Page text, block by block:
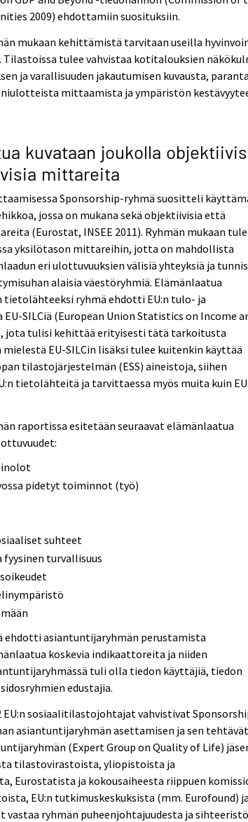
2009) ehdottamiin suosituksiin.
mukaan kehittämistä tarvitaan useilla
Tilastoissa tulee vahvistaa kotitalouksien
ja varallisuuden jakautumisen kuvausta,
mittaamista ja ympäristön
kuvataan joukolla
mittareita
Sponsorship-ryhmä suositteli
jossa on mukana sekä objektiivisia että
(Eurostat, INSEE 2011). Ryhmän mukaan
yksilötason mittareihin, jotta on mahdollista
eri ulottuvuuksien välisiä yhteyksiä ja
alaisia väestöryhmiä. Elämänlaatua
tietolähteeksi ryhmä ehdotti EU:n tulo- ja
SILCiä (European Union Statistics on Income
jota tulisi kehittää erityisesti tätä tarkoitusta
EU-SILCin lisäksi tulee kuitenkin käyttää
tilastojärjestelmän (ESS) aineistoja, siihen
tietolähteitä ja tarvittaessa myös muita kuin
raportissa esitetään seuraavat elämänlaatua
pidetyt toiminnot (työ)
suhteet
fyysinen turvallisuus
ehdotti asiantuntijaryhmän perustamista
koskevia indikaattoreita ja niiden
tuli olla tiedon käyttäjiä, tiedon
edustajia.
EU:n sosiaalitilastojohtajat vahvistivat
asiantuntijaryhmän asettamisen ja sen
(Expert Group on Quality of Life)
tilastovirastoista, yliopistoista ja
Eurostatista ja kokousaiheesta riippuen
EU:n tutkimuskeskuksista (mm. Eurofound) ja
vastaa ryhmän puheenjohtajuudesta ja